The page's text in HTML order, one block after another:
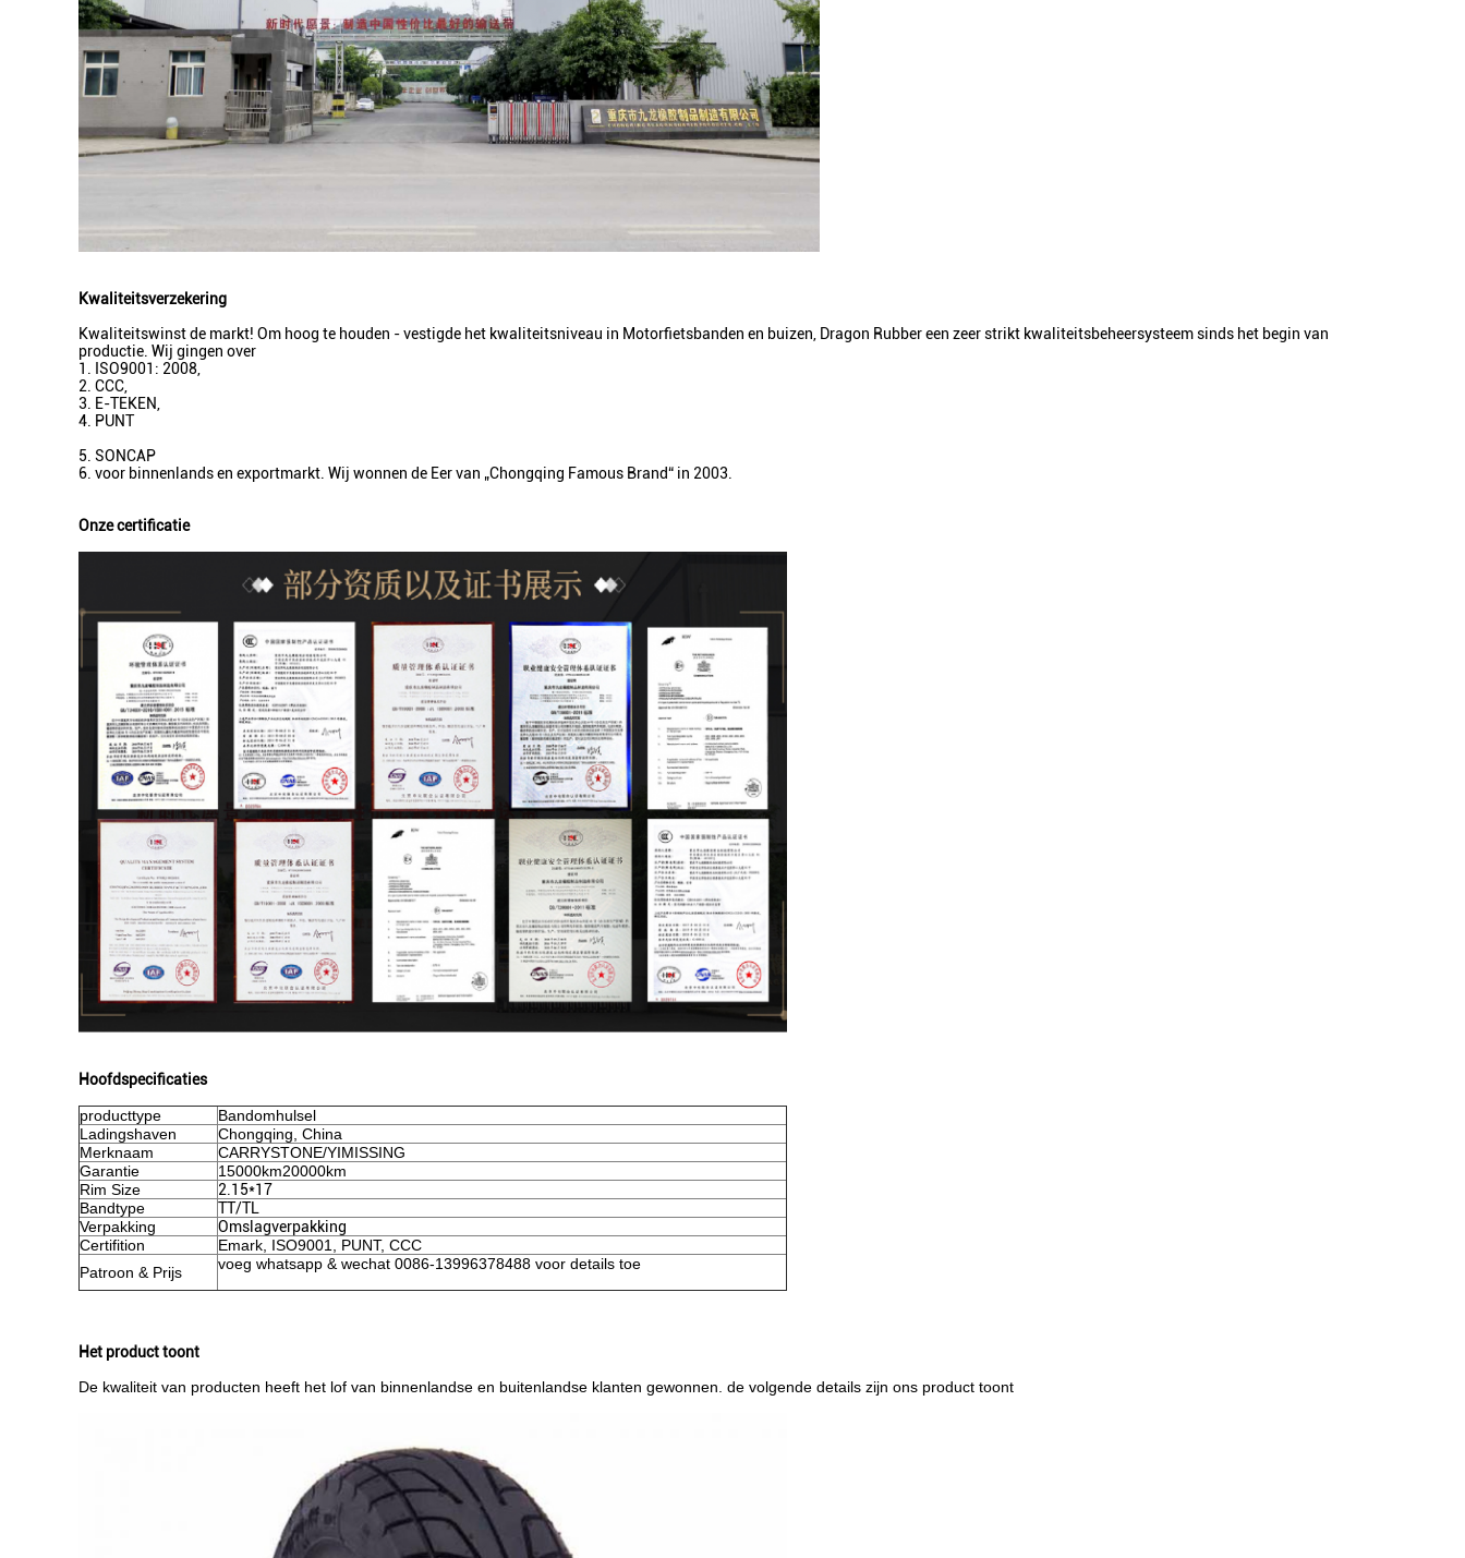
Kwaliteitsverzekering
Kwaliteitswinst de markt! Om hoog te houden - vestigde het kwaliteitsniveau in Motorfietsbanden en buizen, Dragon Rubber een zeer strikt kwaliteitsbeheersysteem sinds het begin van
productie. Wij gingen over
1. ISO9001: 2008,
2. CCC,
3. E-TEKEN,
4. PUNT
5. SONCAP
6. voor binnenlands en exportmarkt. Wij wonnen de Eer van „Chongqing Famous Brand“ in 2003.
Onze certificatie
Hoofdspecificaties
producttype
Bandomhulsel
Ladingshaven
Chongqing, China
Merknaam
CARRYSTONE/YIMISSING
Garantie
15000km20000km
Rim Size
2.15*17
Bandtype
TT/TL
Verpakking
Omslagverpakking
Certifition
Emark, ISO9001, PUNT, CCC
Patroon & Prijs
voeg whatsapp & wechat 0086-13996378488 voor details toe
Het product toont
De kwaliteit van producten heeft het lof van binnenlandse en buitenlandse klanten gewonnen. de volgende details zijn ons product toont